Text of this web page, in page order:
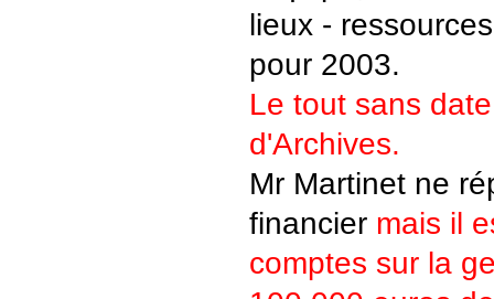
lieux -
pour 2003.
Le tout sans
d'Archives.
Mr Martinet ne
financier mais il
comptes sur la